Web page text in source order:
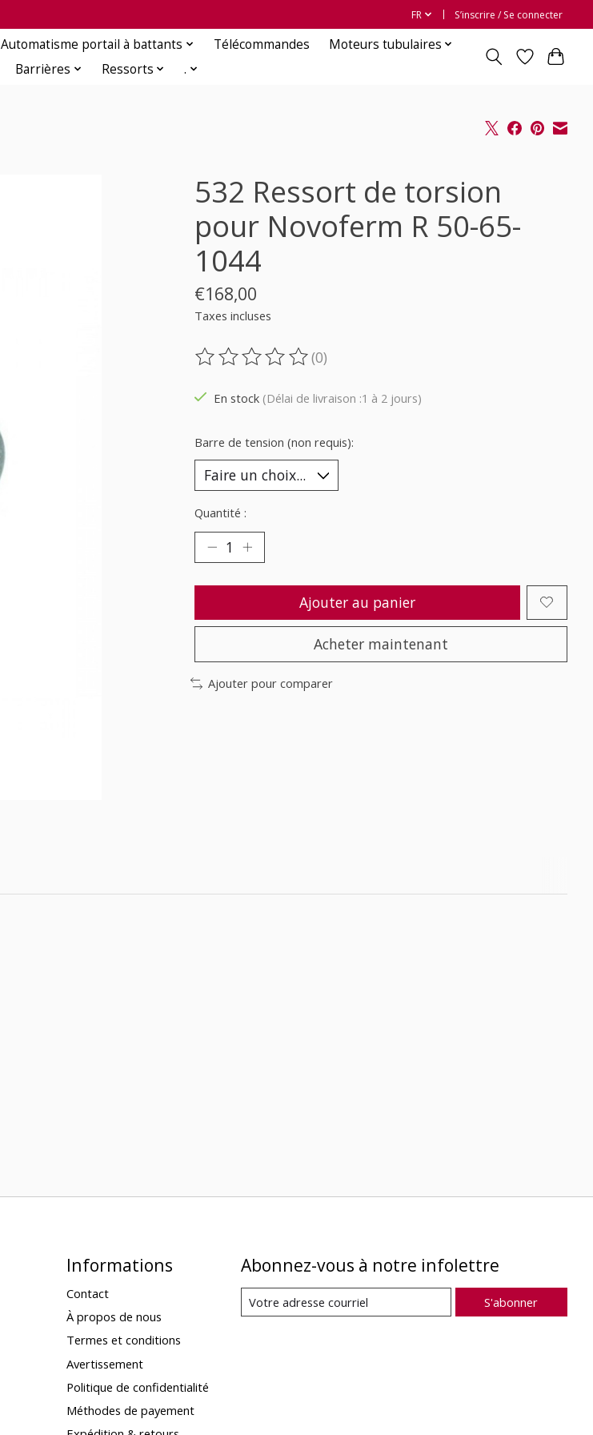
FR S’inscrire / Se connecter
Automatisme portail à battants Télécommandes
Moteurs tubulaires
Barrières
Ressorts .
532 Ressort de torsion
pour Novoferm R 50-65-
1044
€168,00
Taxes incluses
Ce produit est évalué à
(0)
En stock (Délai de livraison :1 à 2 jours)
Barre de tension (non requis):
Quantité :
Ajouter au panier
Acheter maintenant
Ajouter pour comparer
Informations
Contact
À propos de nous
Termes et conditions
Avertissement
Politique de confidentialité
Méthodes de payement
Abonnez-vous à notre infolettre
S'abonner